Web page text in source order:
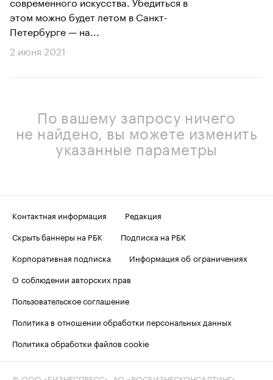
этом можно будет летом в Санкт-
Петербурге — на...
2 июня 2021
По вашему запросу ничего
не найдено, вы можете изменить
указанные параметры
Контактная информация
Редакция
Скрыть баннеры на РБК
Подписка на РБК
Корпоративная подписка
Информация об ограничениях
О соблюдении авторских прав
Пользовательское соглашение
Политика в отношении обработки персональных данных
Политика обработки файлов cookie